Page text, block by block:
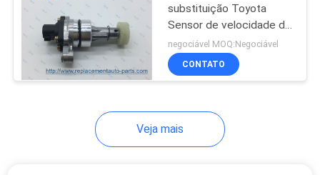
correia
substituição Toyota
Sensor de velocidade do
veículo 32 dentes Peças
para 83181-12010
negociável MOQ:Negociável
CONTATO
Veja mais